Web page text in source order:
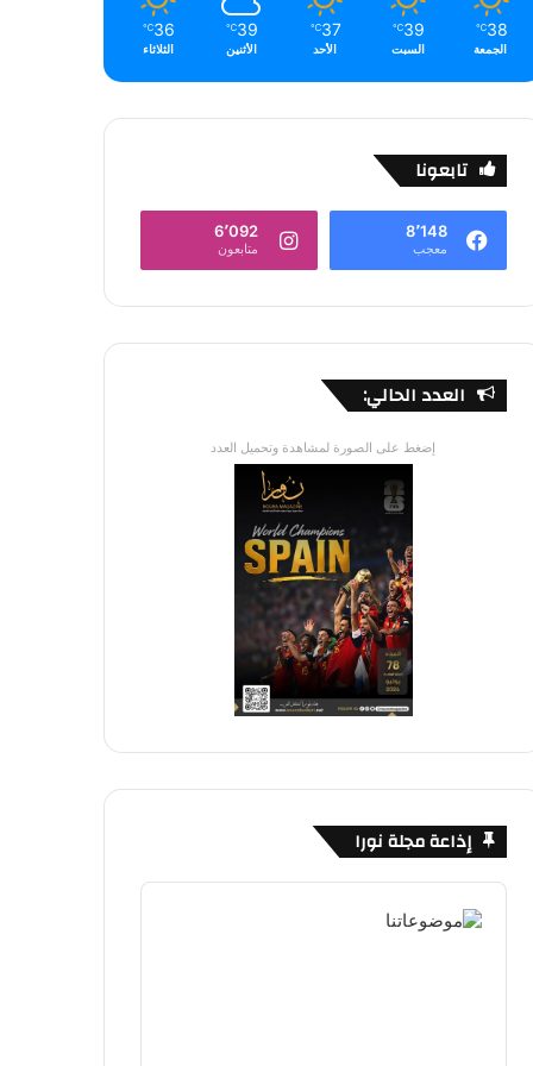
38
℃
الجمعة
39
℃
السبت
37
℃
الأحد
39
℃
الأثنين
36
℃
الثلاثاء
تابعونا
8٬148
معجب
6٬092
متابعون
العدد الحالي:
إضغط على الصورة لمشاهدة وتحميل العدد
إذاعة مجلة نورا
Audio
Player